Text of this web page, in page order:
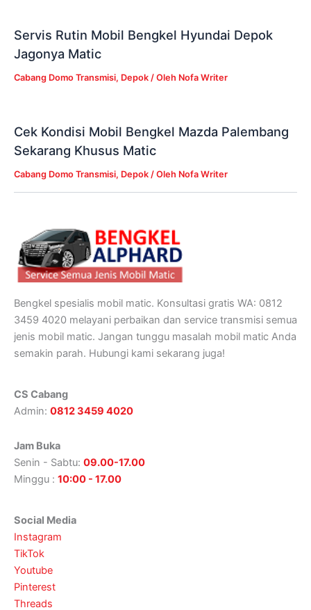
Servis Rutin Mobil Bengkel Hyundai Depok
Jagonya Matic
Cabang Domo Transmisi, Depok / Oleh Nofa Writer
Cek Kondisi Mobil Bengkel Mazda Palembang
Sekarang Khusus Matic
Cabang Domo Transmisi, Depok / Oleh Nofa Writer
Bengkel spesialis mobil matic. Konsultasi gratis WA: 0812
3459 4020 melayani perbaikan dan service transmisi semua
jenis mobil matic. Jangan tunggu masalah mobil matic Anda
semakin parah. Hubungi kami sekarang juga!
CS Cabang
Admin: 0812 3459 4020
Jam Buka
Senin - Sabtu: 09.00-17.00
Minggu : 10:00 - 17.00
Social Media
Instagram
TikTok
Youtube
Pinterest
Threads